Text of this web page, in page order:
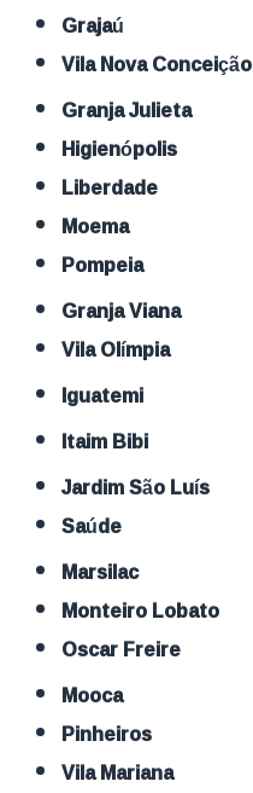
Grajaú
Vila Nova Conceição
Granja Julieta
Higienópolis
Liberdade
Moema
Pompeia
Granja Viana
Vila Olímpia
Iguatemi
Itaim Bibi
Jardim São Luís
Saúde
Marsilac
Monteiro Lobato
Oscar Freire
Mooca
Pinheiros
Vila Mariana